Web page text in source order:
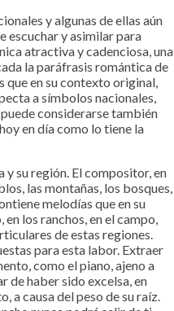
y algunas de ellas aún
escuchar y asimilar para
atractiva y cadenciosa, una
la paráfrasis romántica de
que en su contexto original,
a símbolos nacionales,
considerarse también
en día como lo tiene la
su región. El compositor, en
las montañas, los bosques,
melodías que en su
los ranchos, en el campo,
de estas regiones.
para esta labor. Extraer
como el piano, ajeno a
de haber sido excelsa, en
a causa del peso de su raíz.